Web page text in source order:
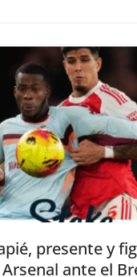
presente y
ante el